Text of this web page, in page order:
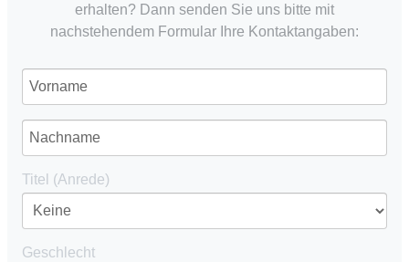
erhalten? Dann senden Sie uns bitte mit
nachstehendem Formular Ihre Kontaktangaben:
Titel (Anrede)
Geschlecht